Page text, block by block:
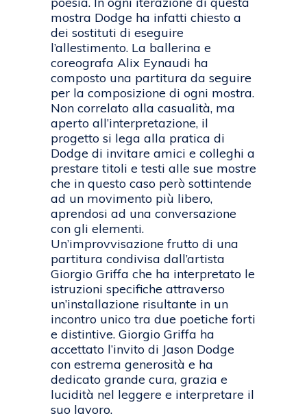
mostra Dodge ha infatti chiesto a
dei sostituti di eseguire
l’allestimento. La ballerina e
coreografa Alix Eynaudi ha
composto una partitura da seguire
per la composizione di ogni mostra.
Non correlato alla casualità, ma
aperto all’interpretazione, il
progetto si lega alla pratica di
Dodge di invitare amici e colleghi a
prestare titoli e testi alle sue mostre
che in questo caso però sottintende
ad un movimento più libero,
aprendosi ad una conversazione
con gli elementi.
Un’improvvisazione frutto di una
partitura condivisa dall’artista
Giorgio Griffa che ha interpretato le
istruzioni specifiche attraverso
un’installazione risultante in un
incontro unico tra due poetiche forti
e distintive. Giorgio Griffa ha
accettato l’invito di Jason Dodge
con estrema generosità e ha
dedicato grande cura, grazia e
lucidità nel leggere e interpretare il
suo lavoro.